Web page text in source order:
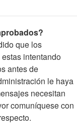
que los
intentando
antes de
le haya
necesitan
comuníquese con